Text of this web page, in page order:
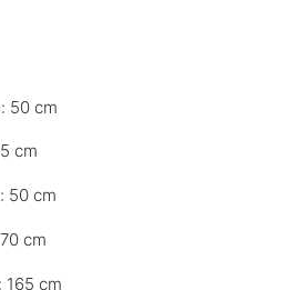
50 cm
cm
50 cm
cm
165 cm